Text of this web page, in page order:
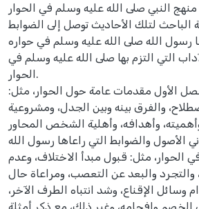
منهج النبي صلى الله عليه وسلم في الحوار.
لتلك الأحاديث توصل إلى الضوابط
رسول الله صلى الله عليه وسلم في حواره
التي التزم بها صلى الله عليه وسلم في
الحوار.
الأول مقدمات عامة حول الحوار، مثل:
والفرق بينه وبين الجدل، ومشروعية
وأهميته، وأهدافه، وأهلية الشخص المحاور.
الأصول والضوابط التي راعاها رسول الله
الحوار، مثل: قبول مبدأ الاختلاف، وعدم
والتجرد والبعد عن التعصب، ومراعاة حال
وسائل الإقناع، وشد انتباه الطرف الآخر،